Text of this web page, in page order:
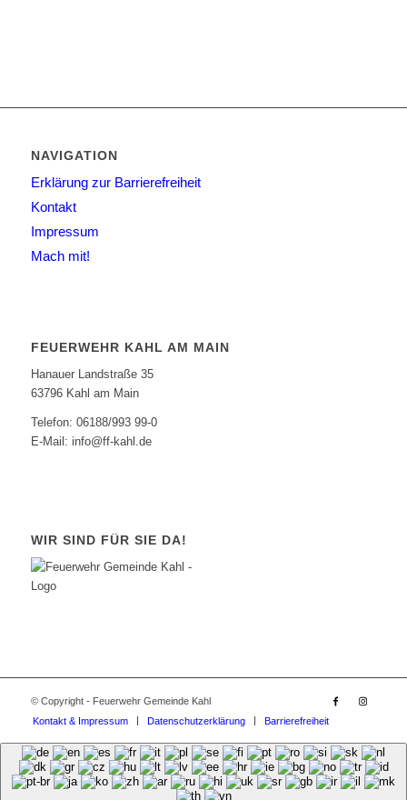
NAVIGATION
Erklärung zur Barrierefreiheit
Kontakt
Impressum
Mach mit!
FEUERWEHR KAHL AM MAIN
Hanauer Landstraße 35
63796 Kahl am Main
Telefon: 06188/993 99-0
E-Mail: info@ff-kahl.de
WIR SIND FÜR SIE DA!
© Copyright - Feuerwehr Gemeinde Kahl
Kontakt & Impressum
Datenschutzerklärung Barrierefreiheit